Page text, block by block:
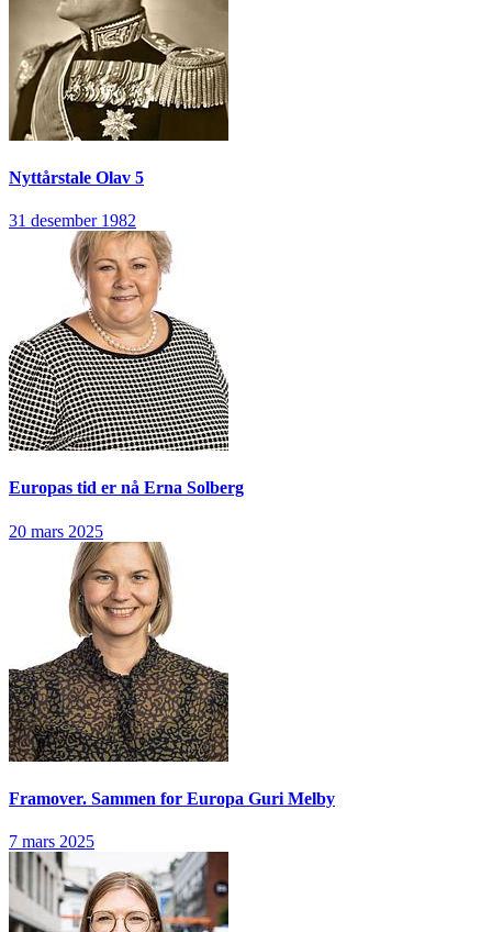
Nyttårstale Olav 5
31 desember 1982
Europas tid er nå Erna Solberg
20 mars 2025
Framover. Sammen for Europa Guri Melby
7 mars 2025